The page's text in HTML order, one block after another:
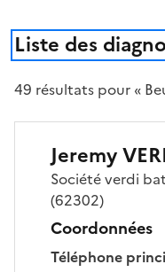
Liste des
49 résultats pour «
Jeremy
Sociétéverdi
(62302)
Coordonnées
Téléphone